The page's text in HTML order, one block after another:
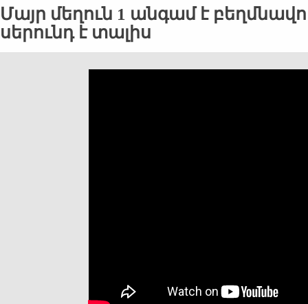
Մայր մեղուն 1 անգամ է
սերունդ է տալիս